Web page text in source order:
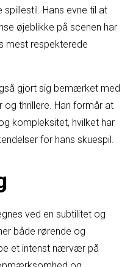
Hans evne til at
øjeblikke på scenen har
mest respekterede
gjort sig bemærket med
og thrillere. Han formår at
kompleksitet, hvilket har
for hans skuespil.
ved en subtilitet og
både rørende og
et intenst nærvær på